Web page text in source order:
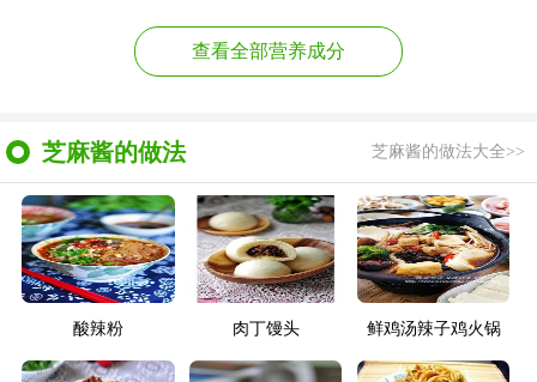
查看全部营养成分
芝麻酱的做法 芝麻酱的做法大全>>
酸辣粉 肉丁馒头 鲜鸡汤辣子鸡火锅